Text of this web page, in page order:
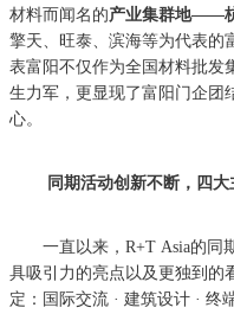
材料而闻名的产业集群地——
擎天、旺泰、滨海等为代表的
表富阳不仅作为全国材料批发
生力军，更显现了富阳门企团
心。
同期活动创新不断，四
一直以来，R+T Asia的同
具吸引力的亮点以及更独到的
定：国际交流 · 建筑设计 · 终